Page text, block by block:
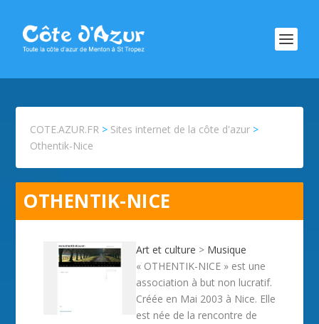
COTE.AZUR.FR > Sites internet de la côte d'azur >
Othentik-Nice
OTHENTIK-NICE
Art et culture > Musique
« OTHENTIK-NICE » est une
association à but non lucratif.
Créée en Mai 2003 à Nice. Elle
est née de la rencontre de